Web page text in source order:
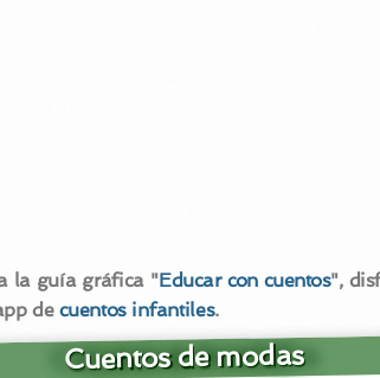
la guía gráfica "Educar con cuentos",
de cuentos infantiles.
Cuentos de modas